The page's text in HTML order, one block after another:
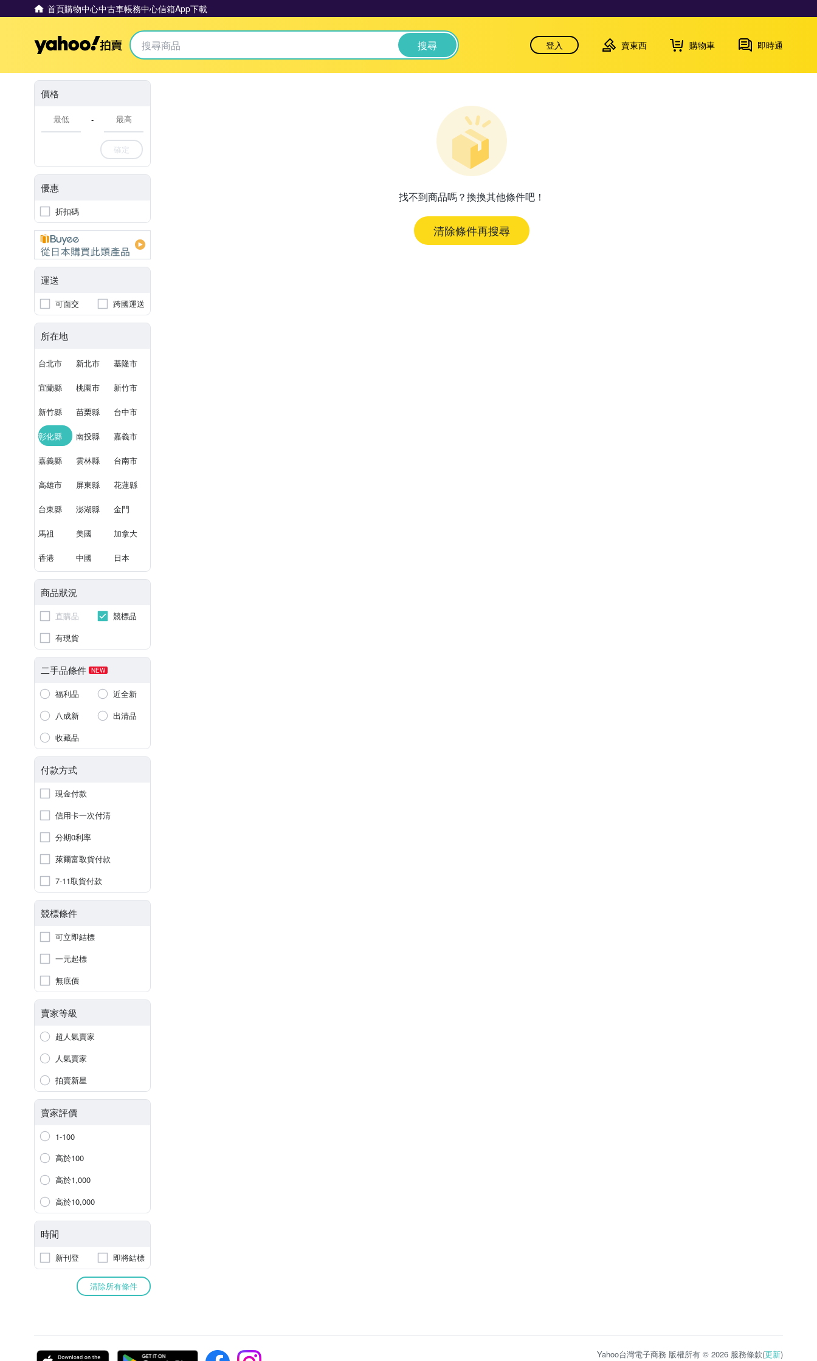
首頁購物中心中古車帳務中心信箱App下載
Yahoo拍賣 搜尋 登入 賣東西 購物車 即時通
價格
-
確定
優惠
折扣碼
運送
可面交 跨國運送
所在地
台北市 新北市 基隆市
宜蘭縣 桃園市 新竹市
新竹縣 苗栗縣 台中市
彰化縣 南投縣 嘉義市
嘉義縣 雲林縣 台南市
高雄市 屏東縣 花蓮縣
台東縣 澎湖縣 金門
馬祖 美國 加拿大
香港 中國 日本
商品狀況
直購品
競標品
有現貨
二手品條件 NEW
福利品
近全新
八成新
出清品
收藏品
付款方式
現金付款
信用卡一次付清
分期0利率
萊爾富取貨付款
7-11取貨付款
競標條件
可立即結標
一元起標
無底價
賣家等級
超人氣賣家
人氣賣家
拍賣新星
賣家評價
1-100
高於100
高於1,000
高於10,000
時間
新刊登 即將結標
清除所有條件
找不到商品嗎？換換其他條件吧！
清除條件再搜尋
Yahoo台灣電子商務 版權所有 © 2026 服務條款(更新)